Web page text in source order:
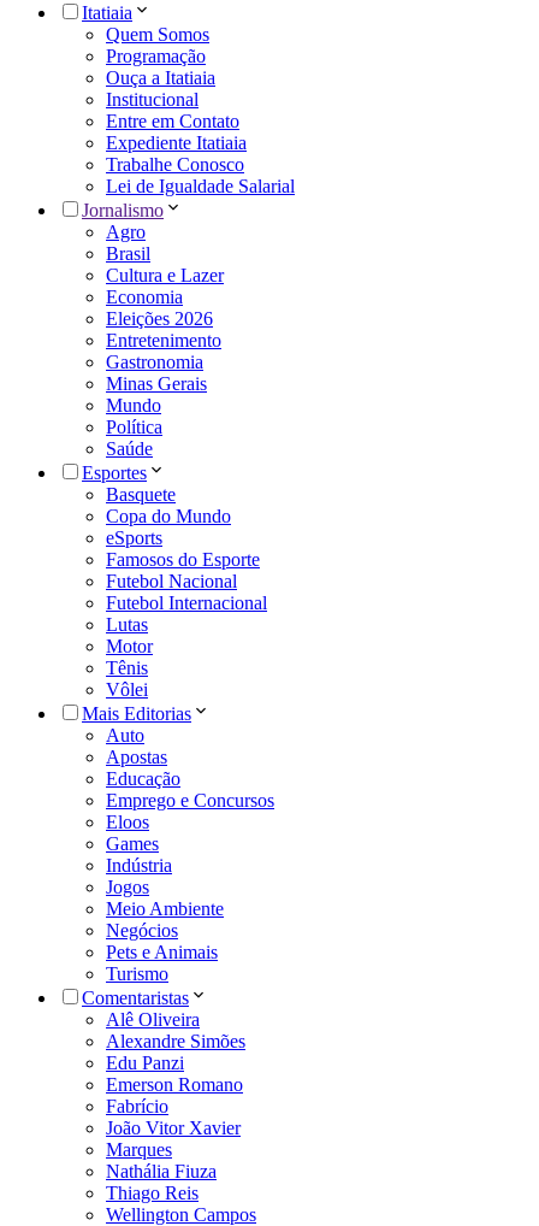
Itatiaia
Quem Somos
Programação
Ouça a Itatiaia
Institucional
Entre em Contato
Expediente Itatiaia
Trabalhe Conosco
Lei de Igualdade Salarial
Jornalismo
Agro
Brasil
Cultura e Lazer
Economia
Eleições 2026
Entretenimento
Gastronomia
Minas Gerais
Mundo
Política
Saúde
Esportes
Basquete
Copa do Mundo
eSports
Famosos do Esporte
Futebol Nacional
Futebol Internacional
Lutas
Motor
Tênis
Vôlei
Mais Editorias
Auto
Apostas
Educação
Emprego e Concursos
Eloos
Games
Indústria
Jogos
Meio Ambiente
Negócios
Pets e Animais
Turismo
Comentaristas
Alê Oliveira
Alexandre Simões
Edu Panzi
Emerson Romano
Fabrício
João Vitor Xavier
Marques
Nathália Fiuza
Thiago Reis
Wellington Campos